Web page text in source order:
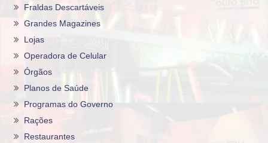
Fraldas Descartáveis
Grandes Magazines
Lojas
Operadora de Celular
Órgãos
Planos de Saúde
Programas do Governo
Rações
Restaurantes